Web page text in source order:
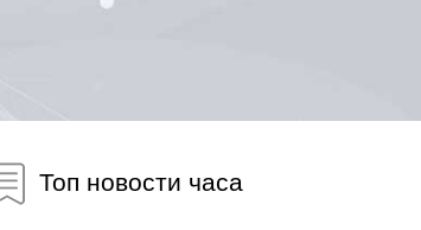
Топ новости часа